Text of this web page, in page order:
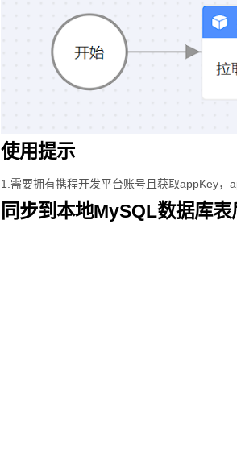
使用提示
1.需要拥有携程开发平台账号且获取appKey
同步到本地MySQL数据库